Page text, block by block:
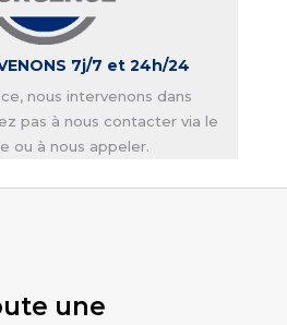
7j/7 et 24h/24
nous intervenons dans
pas à nous contacter via le
ou à nous appeler.
une